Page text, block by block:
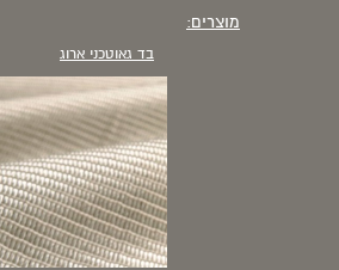
מוצרים:
בד גאוטכני ארוג